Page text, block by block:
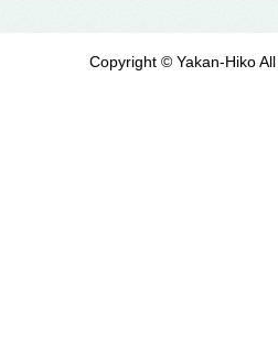
Copyright © Yakan-Hiko